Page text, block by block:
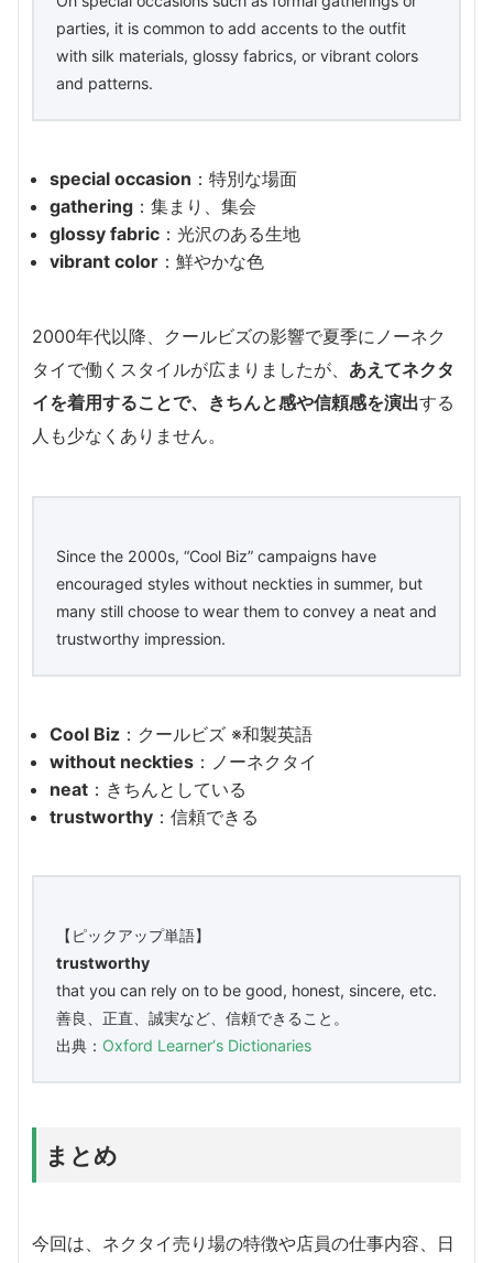
parties, it is common to add accents to the outfit
with silk materials, glossy fabrics, or vibrant colors
and patterns.
special occasion ：特別な場面
gathering ：集まり、集会
glossy fabric ：光沢のある生地
vibrant color ：鮮やかな色
2000年代以降、クールビズの影響で夏季にノーネク
タイで働くスタイルが広まりましたが、 あえてネクタ
イを着用することで、きちんと感や信頼感を演出する
人も少なくありません。
Since the 2000s, “Cool Biz” campaigns have
encouraged styles without neckties in summer, but
many still choose to wear them to convey a neat and
trustworthy impression.
Cool Biz ：クールビズ ※和製英語
without neckties ：ノーネクタイ
neat ：きちんとしている
trustworthy ：信頼できる
【ピックアップ単語】
trustworthy
that you can rely on to be good, honest, sincere, etc.
善良、正直、誠実など、信頼できること。
出典： Oxford Learner‘s Dictionaries
まとめ
今回は、ネクタイ売り場の特徴や店員の仕事内容、日